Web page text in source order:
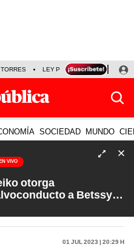
LEY PULPÍN PRECIO DEL
SOCIEDAD MUNDO
EN VIVO
otorga
a Betssy
| Sin Guion con
María Palacios
01 Jul 2023 | 20:29 h